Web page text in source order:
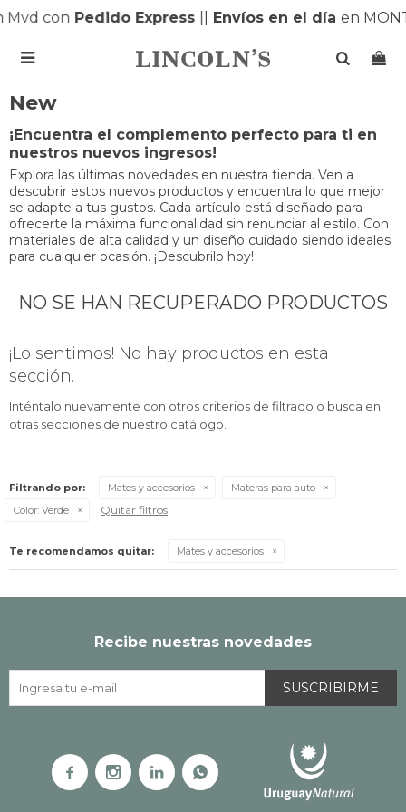
Mvd conPedido Express Envíos en el día en

New
¡Encuentra el complemento perfecto para ti en
nuestros nuevos ingresos!
Explora las últimas novedades en nuestra tienda. Ven a
descubrir estos nuevos productos y encuentra lo que mejor
se adapte a tus gustos. Cada artículo está diseñado para
ofrecerte la máxima funcionalidad sin renunciar al estilo. Con
materiales de alta calidad y un diseño cuidado siendo ideales
para cualquier ocasión. ¡Descubrilo hoy!
NO SE HAN RECUPERADO PRODUCTOS
¡Lo sentimos! No hay productos en esta
sección.
Inténtalo nuevamente con otros criterios de filtrado o busca en
otras secciones de nuestro catálogo.
Filtrando por: Mates y accesorios
Materas para auto
Color: Verde Quitar filtros
Te recomendamos quitar: Mates y accesorios
Recibe nuestras novedades
SUSCRIBIRME
   